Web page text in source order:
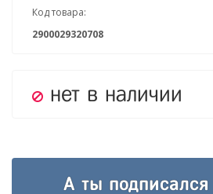
Код товара:
2900029320708
нет в наличии
А ты